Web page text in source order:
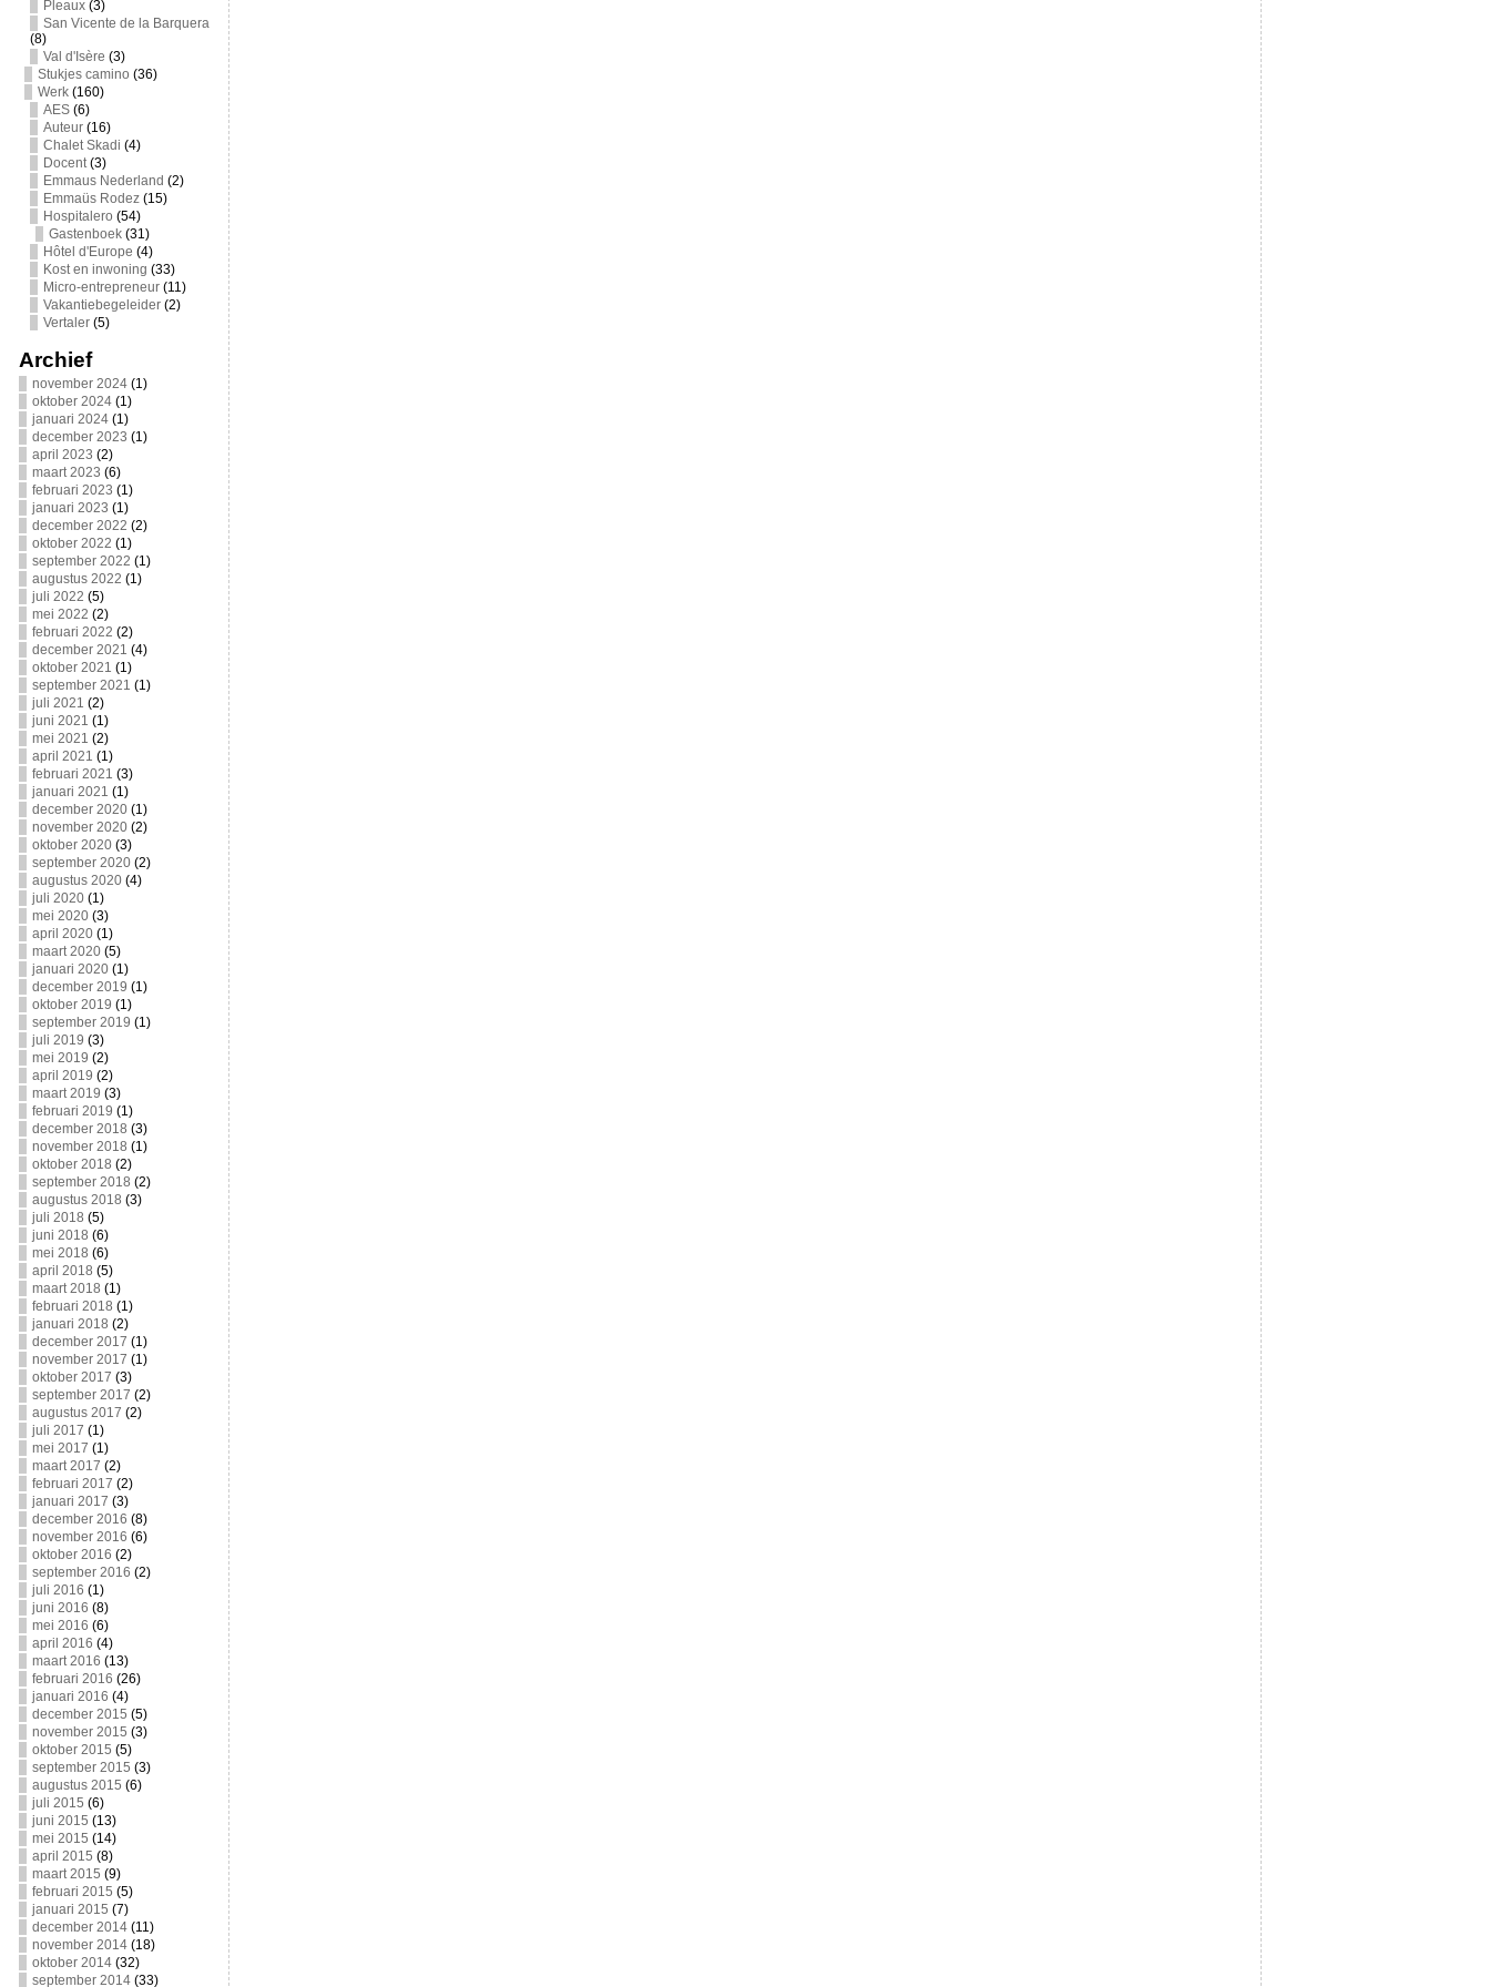
Pleaux(3)
San Vicente de la Barquera
(8)
Val d'Isère (3)
Stukjes camino (36)
Werk(160)
AES(6)
Auteur(16)
Chalet Skadi (4)
Docent(3)
Emmaus Nederland (2)
Emmaüs Rodez(15)
Hospitalero (54)
Gastenboek(31)
Hôtel d'Europe (4)
Kost en inwoning (33)
Micro-entrepreneur(11)
Vakantiebegeleider(2)
Vertaler(5)
Archief
november 2024(1)
oktober 2024(1)
januari 2024(1)
december 2023 (1)
april 2023 (2)
maart 2023 (6)
februari 2023 (1)
januari 2023 (1)
december 2022 (2)
oktober 2022 (1)
september 2022 (1)
augustus 2022 (1)
juli 2022 (5)
mei 2022 (2)
februari 2022 (2)
december 2021 (4)
oktober 2021 (1)
september 2021 (1)
juli 2021 (2)
juni 2021 (1)
mei 2021 (2)
april 2021 (1)
februari 2021 (3)
januari 2021 (1)
december 2020(1)
november 2020(2)
oktober 2020(3)
september 2020(2)
augustus 2020(4)
juli 2020(1)
mei 2020(3)
april 2020(1)
maart 2020(5)
januari 2020(1)
december 2019 (1)
oktober 2019 (1)
september 2019 (1)
juli 2019 (3)
mei 2019 (2)
april 2019 (2)
maart 2019 (3)
februari 2019 (1)
december 2018 (3)
november 2018 (1)
oktober 2018 (2)
september 2018 (2)
augustus 2018 (3)
juli 2018 (5)
juni 2018 (6)
mei 2018 (6)
april 2018 (5)
maart 2018 (1)
februari 2018 (1)
januari 2018 (2)
december 2017 (1)
november 2017 (1)
oktober 2017 (3)
september 2017 (2)
augustus 2017 (2)
juli 2017 (1)
mei 2017 (1)
maart 2017 (2)
februari 2017 (2)
januari 2017 (3)
december 2016 (8)
november 2016 (6)
oktober 2016 (2)
september 2016 (2)
juli 2016 (1)
juni 2016 (8)
mei 2016 (6)
april 2016 (4)
maart 2016 (13)
februari 2016 (26)
januari 2016 (4)
december 2015 (5)
november 2015 (3)
oktober 2015 (5)
september 2015 (3)
augustus 2015 (6)
juli 2015 (6)
juni 2015 (13)
mei 2015 (14)
april 2015 (8)
maart 2015 (9)
februari 2015 (5)
januari 2015 (7)
december 2014(11)
november 2014(18)
oktober 2014(32)
september 2014(33)